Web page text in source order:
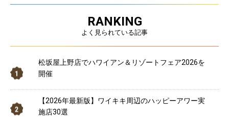
RANKING
よく見られている記事
松坂屋上野店でハワイアン＆リゾートフェア2026を
開催
【2026年最新版】ワイキキ周辺のハッピーアワー実
施店30選